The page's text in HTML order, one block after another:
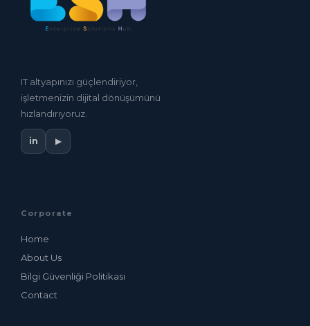
IT altyapınızı güçlendiriyor,
işletmenizin dijital dönüşümünü
hızlandırıyoruz.
in ▶
Corporate
Home
About Us
Bilgi Güvenliği Politikası
Contact